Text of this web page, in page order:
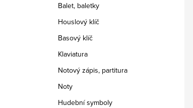
Balet, baletky
Houslový klíč
Basový klíč
Klaviatura
Notový zápis, partitura
Noty
Hudební symboly